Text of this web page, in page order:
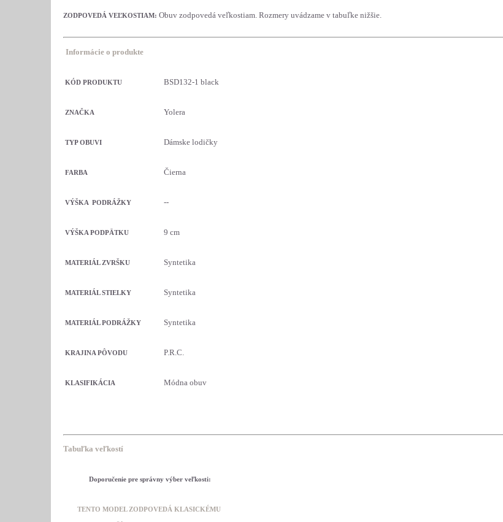
ZODPOVEDÁ VEĽKOSTIAM: Obuv zodpovedá veľkostiam. Rozmery uvádzame v tabuľke nižšie.
Informácie o produkte
KÓD PRODUKTU BSD132-1 black
ZNAČKA Yolera
TYP OBUVI Dámske lodičky
FARBA Čierna
VÝŠKA PODRÁŽKY --
VÝŠKA PODPÄTKU 9 cm
MATERIÁL ZVRŠKU Syntetika
MATERIÁL STIELKY Syntetika
MATERIÁL PODRÁŽKY Syntetika
KRAJINA PÔVODU P.R.C.
KLASIFIKÁCIA Módna obuv
Tabuľka veľkostí
Doporučenie pre správny výber veľkosti:
TENTO MODEL ZODPOVEDÁ KLASICKÉMU